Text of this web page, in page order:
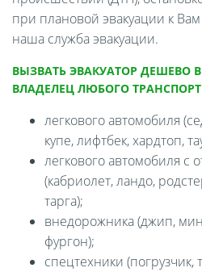
при плановой эвакуации к
наша служба эвакуации.
ВЫЗВАТЬ ЭВАКУАТОР ДЕШЕВО
ВЛАДЕЛЕЦ ЛЮБОГО
легкового автомобиля
купе, лифтбек, хардтоп,
легкового автомобиля с
(кабриолет, ландо,
тарга);
внедорожника (джип,
фургон);
спецтехники (погрузчик,